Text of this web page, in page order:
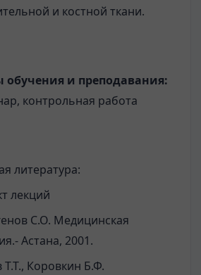
и костной ткани.
обучения и преподавания:
контрольная работа
литература:
лекций
С.О. Медицинская
Астана, 2001.
Т.Т., Коровкин Б.Ф.